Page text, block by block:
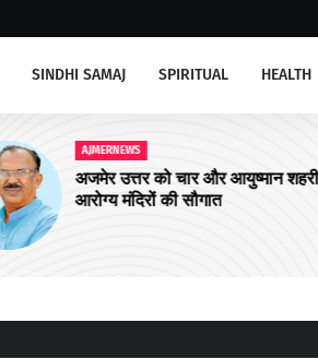
SINDHI SAMAJ SPIRITUAL HEALTH
AJMERNEWS
अजमेर उत्तर को चार और आयुष्मान शहरी
आरोग्य मंदिरों की सौगात